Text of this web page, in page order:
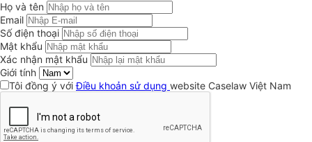
Họ và tên
Email
Số điện thoại
Mật khẩu
Xác nhận mật khẩu
Giới tính
Tôi đồng ý vớiĐiều khoản sử dụng website Caselaw Việt Nam